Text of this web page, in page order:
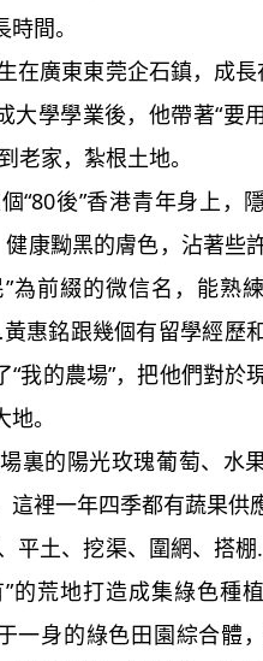
間。
廣東東莞企石鎮，成長
大學學業後，他帶著“要
老家，紮根土地。
後”香港青年身上，
健康黝黑的膚色，沾著些
為前綴的微信名，能熟
惠銘跟幾個有留學經歷
“我的農場”，把他們對於
。
的陽光玫瑰葡萄、水
裡一年四季都有蔬果供
土、挖渠、圍網、搭
的荒地打造成集綠色種
一身的綠色田園綜合體